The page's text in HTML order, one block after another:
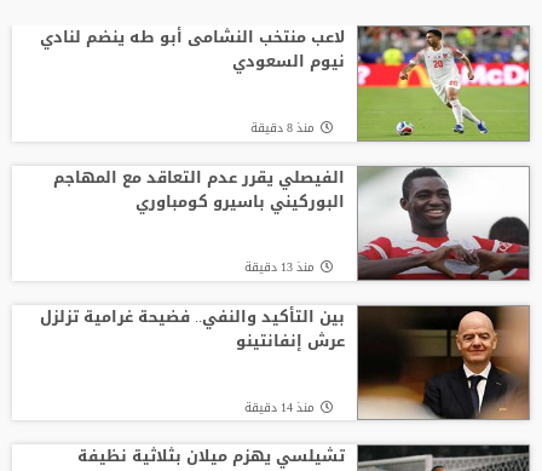
صدمة كبرى إلى جماهير النصر السعودي
تشيلسي يهزم ميلان بثلاثية نظيفة
محمد صلاح ينعش خزائن طرابزون سبور في 3
أيام
لاعب منتخب النشامى أبو طه ينضم لنادي
نيوم السعودي
منذ 8 دقيقة
الفيصلي يقرر عدم التعاقد مع المهاجم
البوركيني باسيرو كومباوري
منذ 13 دقيقة
بين التأكيد والنفي.. فضيحة غرامية تزلزل
عرش إنفانتينو
منذ 14 دقيقة
تشيلسي يهزم ميلان بثلاثية نظيفة